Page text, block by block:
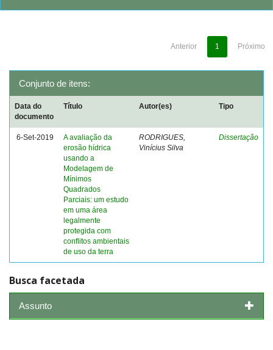
Anterior 1 Próximo
Conjunto de itens:
Data do
documento
Título Autor(es) Tipo
6-Set-2019
A avaliação da
erosão hídrica
usando a
Modelagem de
Mínimos
Quadrados
Parciais: um estudo
em uma área
legalmente
protegida com
conflitos ambientais
de uso da terra
RODRIGUES,
Vinícius Silva
Dissertação
Busca facetada
Assunto